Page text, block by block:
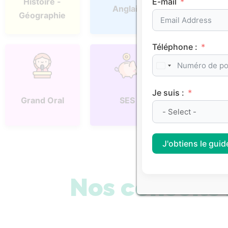
Géographie
Anglais
Grand Oral SES
Physique -
Nos
Téléphone :
Je suis :
J'obtiens le